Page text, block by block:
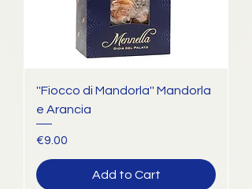
''Fiocco di Mandorla'' Mandorla
e Arancia
Price
€9.00
Add to Cart